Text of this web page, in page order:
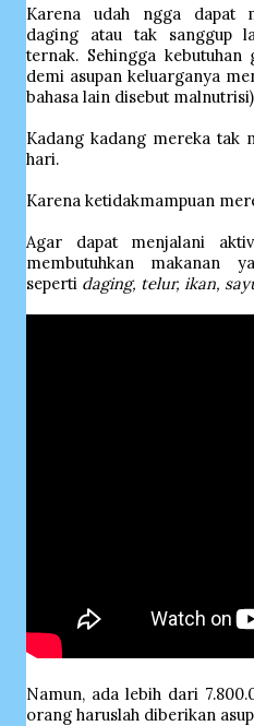
Karena udah ngga dapat
daging atau tak sanggup
ternak. Sehingga
demi asupan keluarganya
bahasa lain disebut
Kadang kadang mereka tak
hari.
Karena ketidakmampuan
Agar dapat menjalani
membutuhkan makanan
seperti daging, telur, ikan,
Namun, ada lebih dari
orang haruslah diberikan